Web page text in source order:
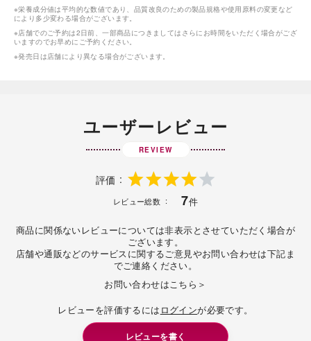
※栄養成分値は平均的な数値であり、品質改良のための製品規格や使用原料の変更など
により多少変わる場合がございます。
※店舗でのご予約は2日前、一部商品につきましてはさらにお時間をいただく場合がござ
いますのでお早めにご予約ください。
※発売日は店舗により異なる場合がございます。
ユーザーレビュー
REVIEW
評価
レビュー総数 7件
商品に関係ないレビューについては非表示とさせていただく場合が
ございます。
店舗や通販などのサービスに関するご意見やお問い合わせは下記ま
でご連絡ください。
お問い合わせはこちら＞
レビューを評価するには ログインが必要です。
レビューを書く